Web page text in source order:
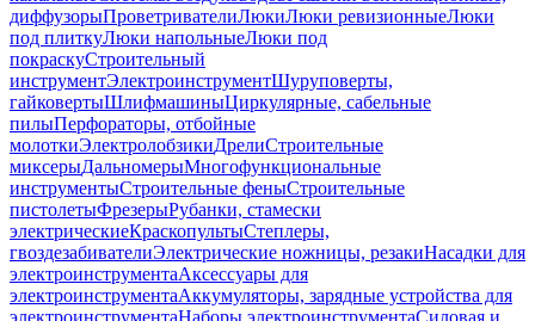
диффузорыПроветривателиЛюкиЛюки ревизионныеЛюки
под плиткуЛюки напольныеЛюки под
покраскуСтроительный
инструментЭлектроинструментШуруповерты,
гайковертыШлифмашиныЦиркулярные, сабельные
пилыПерфораторы, отбойные
молоткиЭлектролобзикиДрелиСтроительные
миксерыДальномерыМногофункциональные
инструментыСтроительные феныСтроительные
пистолетыФрезерыРубанки, стамески
электрическиеКраскопультыСтеплеры,
гвоздезабивателиЭлектрические ножницы, резакиНасадки для
электроинструментаАксессуары для
электроинструментаАккумуляторы, зарядные устройства для
электроинструментаНаборы электроинструментаСиловая и